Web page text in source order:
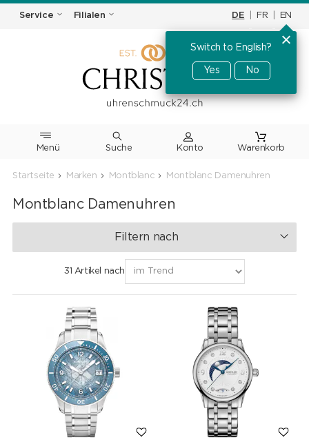
Service Filialen DE FR EN
Switch to English?
Yes No
Menü Suche Warenkorb
Startseite Marken Montblanc Montblanc Damenuhren
Montblanc Damenuhren
Filtern nach
31 Artikel nach